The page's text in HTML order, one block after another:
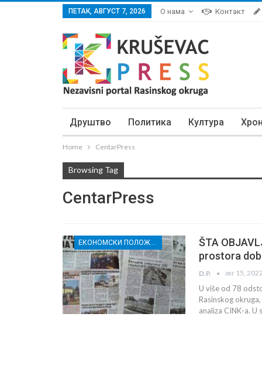
ПЕТАК, АВГУСТ 7, 2026 О нама Контакт
Друштво Политика Култура
Home CentarPress
Browsing Tag
CentarPress
ЕКОНОМСКИ ПОЛОЖАЈ И СЛОБОДА МЕДИЈА У РАСИНСКОМ ОКРУГУ
ŠTA
prostora
D.P. авг 15,
U više od 78
Rasinskog
analiza CINK-a.